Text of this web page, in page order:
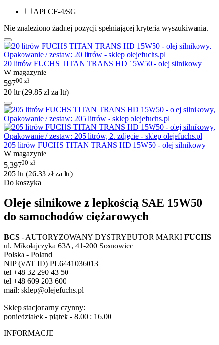
API CF-4/SG
Nie znaleziono żadnej pozycji spełniającej kryteria wyszukiwania.
20 litrów FUCHS TITAN TRANS HD 15W50 - olej silnikowy
W magazynie
59700 zł
20 ltr (29.85 złza ltr)
205 litrów FUCHS TITAN TRANS HD 15W50 - olej silnikowy
W magazynie
5,39700 zł
205 ltr (26.33 złza ltr)
Do koszyka
Oleje silnikowe z lepkością SAE 15W50
do samochodów ciężarowych
BCS - AUTORYZOWANY DYSTRYBUTOR MARKI FUCHS
ul. Mikołajczyka 63A, 41-200 Sosnowiec
Polska - Poland
NIP (VAT ID) PL6441036013
tel +48 32 290 43 50
tel +48 609 203 600
mail: sklep@olejefuchs.pl
Sklep stacjonarny czynny:
poniedziałek - piątek - 8.00 : 16.00
INFORMACJE